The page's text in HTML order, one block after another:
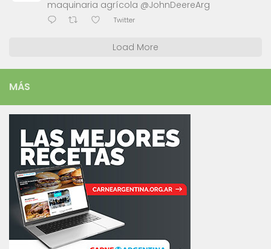
maquinaria agrícola @JohnDeereArg
Twitter
Load More
MÁS